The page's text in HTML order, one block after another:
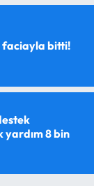
faciayla bitti!
yardım 8 bin